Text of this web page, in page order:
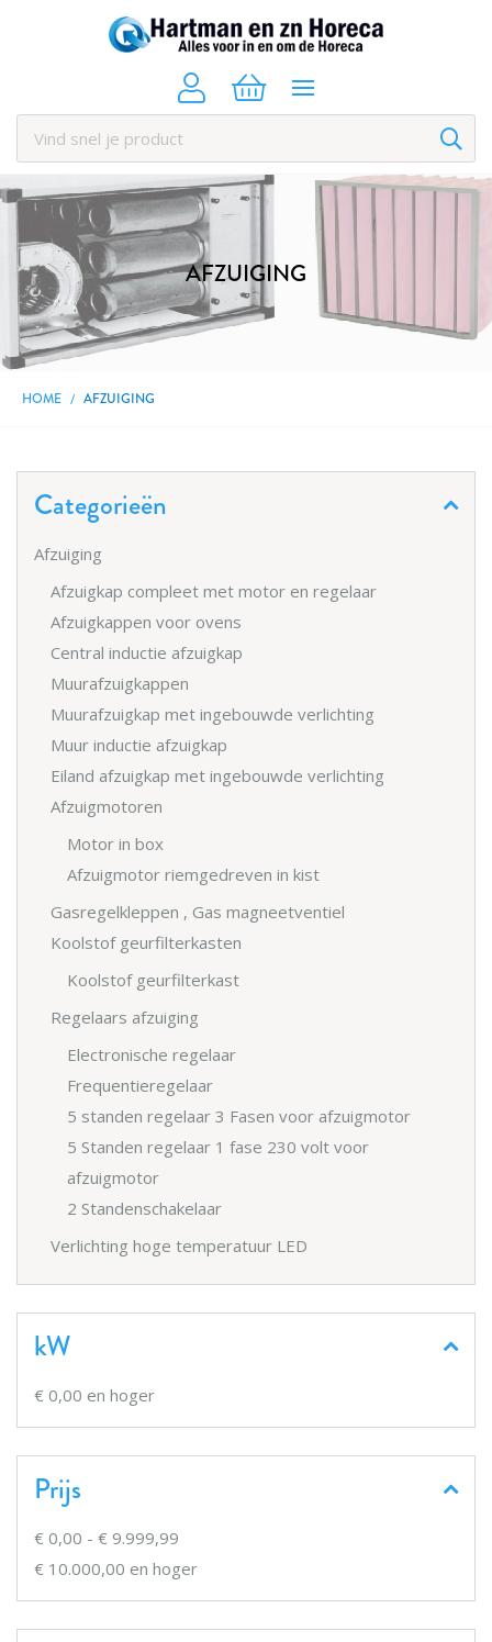
AFZUIGING
HOME AFZUIGING
Categorieën
Afzuiging
Afzuigkap compleet met motor en regelaar
Afzuigkappen voor ovens
Central inductie afzuigkap
Muurafzuigkappen
Muurafzuigkap met ingebouwde verlichting
Muur inductie afzuigkap
Eiland afzuigkap met ingebouwde verlichting
Afzuigmotoren
Motor in box
Afzuigmotor riemgedreven in kist
Gasregelkleppen , Gas magneetventiel
Koolstof geurfilterkasten
Koolstof geurfilterkast
Regelaars afzuiging
Electronische regelaar
Frequentieregelaar
5 standen regelaar 3 Fasen voor afzuigmotor
5 Standen regelaar 1 fase 230 volt voor
afzuigmotor
2 Standenschakelaar
Verlichting hoge temperatuur LED
kW
€ 0,00 en hoger
Prijs
€ 0,00 - € 9.999,99
€ 10.000,00 en hoger